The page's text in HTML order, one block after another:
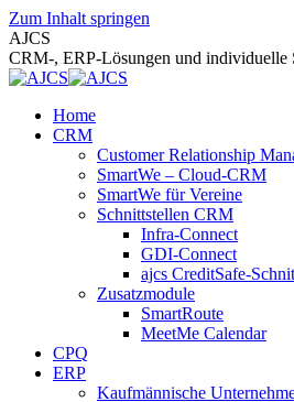
Zum Inhalt springen
AJCS
CRM-, ERP-Lösungen und
Home
CRM
Customer Relationship
SmartWe – Cloud-CRM
SmartWe für Vereine
Schnittstellen CRM
Infra-Connect
GDI-Connect
ajcs CreditSafe-
Zusatzmodule
SmartRoute
MeetMe Calendar
CPQ
ERP
Kaufmännische